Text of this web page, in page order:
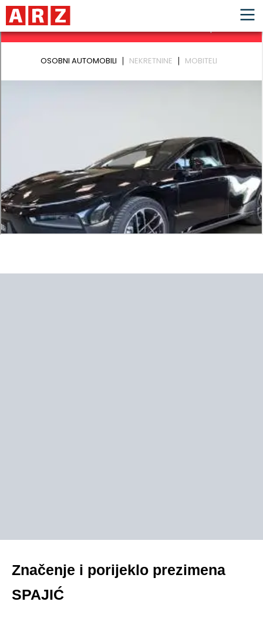
Značenje i porijeklo prezimena
SPAJIĆ